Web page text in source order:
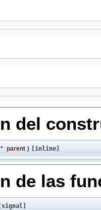
del
* parent ) [inline]
de las
[signal]